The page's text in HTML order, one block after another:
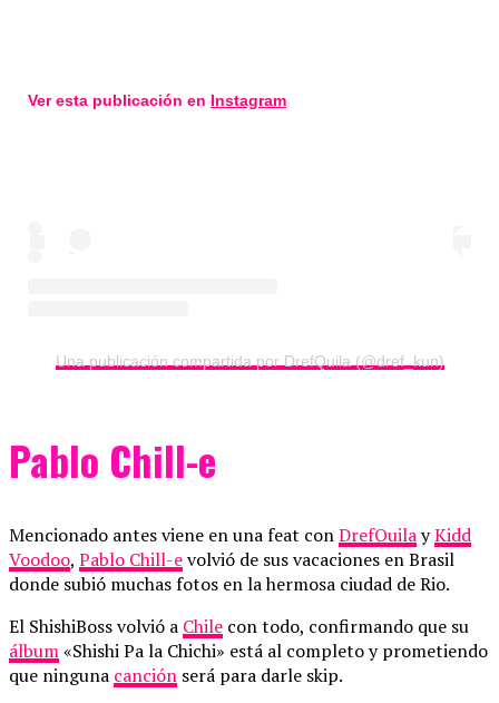
Ver esta publicación en Instagram
Una publicación compartida por DrefQuila (@dref_kun)
Pablo Chill-e
Mencionado antes viene en una feat conDrefQuilayKidd
Voodoo, Pablo Chill-evolvió de sus vacaciones en Brasil
donde subió muchas fotos en la hermosa ciudad de Rio.
El ShishiBoss volvió a Chile con todo, confirmando que su
álbum«Shishi Pa la Chichi» está al completo y prometiendo
que ninguna canción será para darle skip.